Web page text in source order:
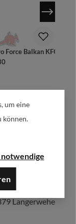
Balkan KFOR
/ Alfashirt
22
Langerwehe
um eine
können.